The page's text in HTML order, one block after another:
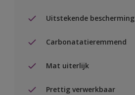
Uitstekende bescherming
Carbonatatieremmend
Mat uiterlijk
Prettig verwerkbaar